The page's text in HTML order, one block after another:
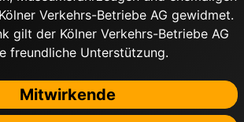
Verkehrs-Betriebe AG gewidmet.
gilt der Kölner Verkehrs-Betriebe AG
freundliche Unterstützung.
Mitwirkende